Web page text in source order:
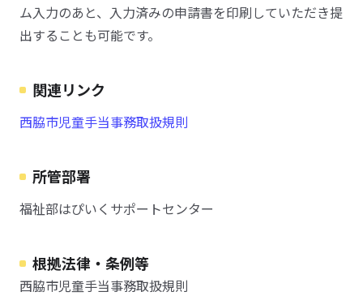
ム入力のあと、入力済みの申請書を印刷していただき提
出することも可能です。
関連リンク
西脇市児童手当事務取扱規則
所管部署
福祉部はぴいくサポートセンター
根拠法律・条例等
西脇市児童手当事務取扱規則